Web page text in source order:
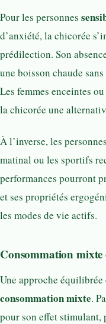
Pour les personnes
d’anxiété, la chicorée
prédilection. Son
une boisson chaude
Les femmes enceintes
la chicorée une
À l’inverse, les
matinal ou les sportifs
performances pourront
et ses propriétés
les modes de vie actifs.
Consommation mixte
Une approche
consommation mixte.
pour son effet stimulant,